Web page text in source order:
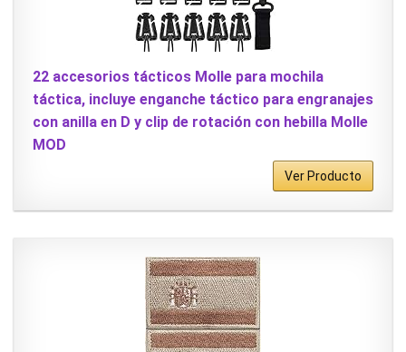
22 accesorios tácticos Molle para mochila
táctica, incluye enganche táctico para engranajes
con anilla en D y clip de rotación con hebilla Molle
MOD
Ver Producto